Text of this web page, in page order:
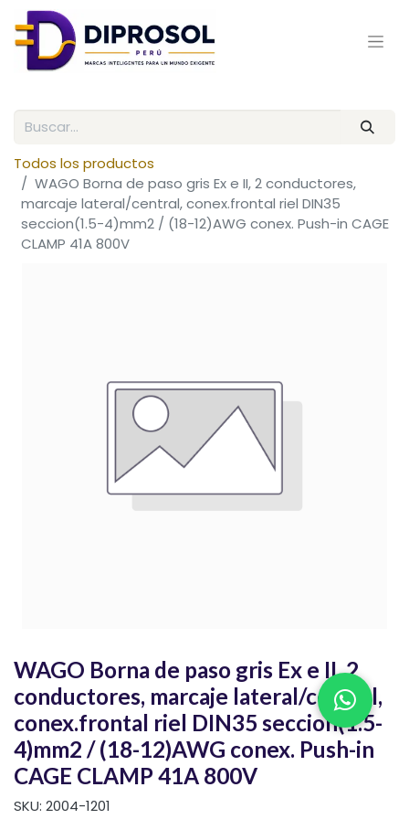
Todos los productos
WAGO Borna de paso gris Ex e II, 2 conductores,
marcaje lateral/central, conex.frontal riel DIN35
seccion(1.5-4)mm2 / (18-12)AWG conex. Push-in CAGE
CLAMP 41A 800V
WAGO Borna de paso gris Ex e II, 2
conductores, marcaje lateral/central,
conex.frontal riel DIN35 seccion(1.5-
4)mm2 / (18-12)AWG conex. Push-in
CAGE CLAMP 41A 800V
SKU: 2004-1201